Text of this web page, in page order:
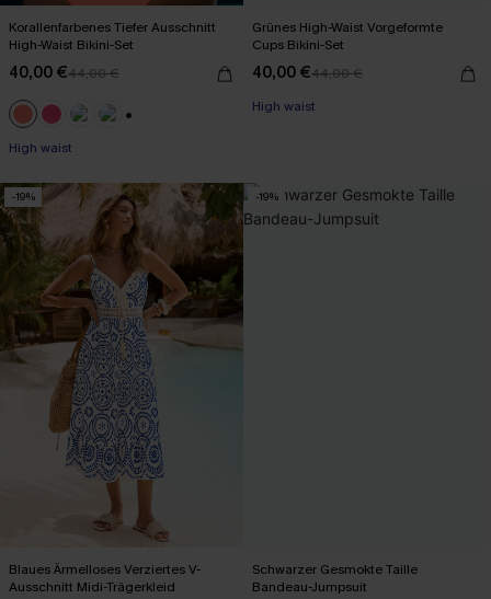
Korallenfarbenes Tiefer Ausschnitt
High-Waist Bikini-Set
40,00 €44,00 €
High waist
Grünes High-Waist Vorgeformte
Cups Bikini-Set
40,00 €44,00 €
High waist
-19%
Blaues Ärmelloses Verziertes V-
Ausschnitt Midi-Trägerkleid
-19%
Schwarzer Gesmokte Taille
Bandeau-Jumpsuit